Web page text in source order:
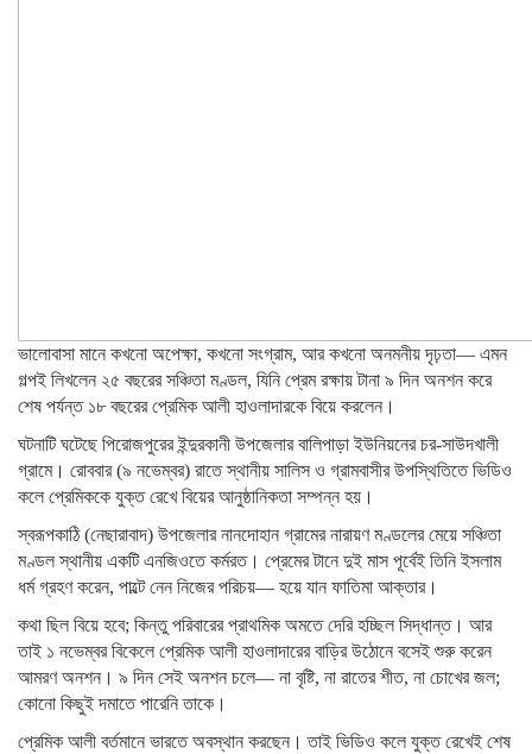
ভালোবাসা মানে কখনো অপেক্ষা, কখনো সংগ্রাম, আর কখনো অনমনীয় দৃঢ়তা— এমন
গল্পই লিখলেন ২৫ বছরের সঞ্চিতা মণ্ডল, যিনি প্রেম রক্ষায় টানা ৯ দিন অনশন করে
শেষ পর্যন্ত ১৮ বছরের প্রেমিক আলী হাওলাদারকে বিয়ে করলেন।
ঘটনাটি ঘটেছে পিরোজপুরের ইন্দুরকানী উপজেলার বালিপাড়া ইউনিয়নের চর-সাউদখালী
গ্রামে। রোববার (৯ নভেম্বর) রাতে স্থানীয় সালিস ও গ্রামবাসীর উপস্থিতিতে ভিডিও
কলে প্রেমিককে যুক্ত রেখে বিয়ের আনুষ্ঠানিকতা সম্পন্ন হয়।
স্বরূপকাঠি (নেছারাবাদ) উপজেলার নানদোহান গ্রামের নারায়ণ মণ্ডলের মেয়ে সঞ্চিতা
মণ্ডল স্থানীয় একটি এনজিওতে কর্মরত। প্রেমের টানে দুই মাস পূর্বেই তিনি ইসলাম
ধর্ম গ্রহণ করেন, পাল্টে নেন নিজের পরিচয়— হয়ে যান ফাতিমা আক্তার।
কথা ছিল বিয়ে হবে; কিন্তু পরিবারের প্রাথমিক অমতে দেরি হচ্ছিল সিদ্ধান্ত। আর
তাই ১ নভেম্বর বিকেলে প্রেমিক আলী হাওলাদারের বাড়ির উঠোনে বসেই শুরু করেন
আমরণ অনশন। ৯ দিন সেই অনশন চলে— না বৃষ্টি, না রাতের শীত, না চোখের জল;
কোনো কিছুই দমাতে পারেনি তাকে।
প্রেমিক আলী বর্তমানে ভারতে অবস্থান করছেন। তাই ভিডিও কলে যুক্ত রেখেই শেষ